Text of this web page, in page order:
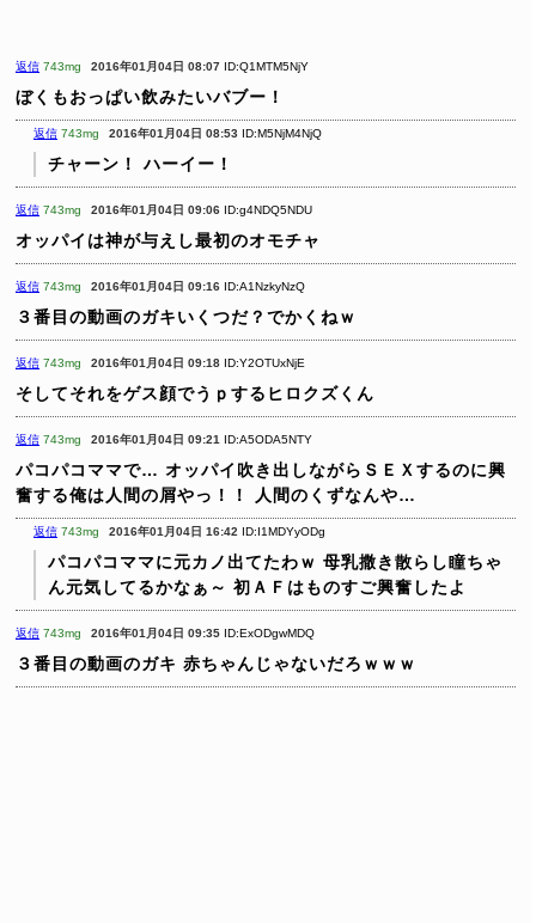
返信 743mg 2016年01月04日 08:07 ID:Q1MTM5NjY
ぼくもおっぱい飲みたいバブー！
返信 743mg 2016年01月04日 08:53 ID:M5NjM4NjQ
チャーン！ ハーイー！
返信 743mg 2016年01月04日 09:06 ID:g4NDQ5NDU
オッパイは神が与えし最初のオモチャ
返信 743mg 2016年01月04日 09:16 ID:A1NzkyNzQ
３番目の動画のガキいくつだ？でかくねｗ
返信 743mg 2016年01月04日 09:18 ID:Y2OTUxNjE
そしてそれをゲス顔でうｐするヒロクズくん
返信 743mg 2016年01月04日 09:21 ID:A5ODA5NTY
パコパコママで… オッパイ吹き出しながらＳＥＸするのに興
奮する俺は人間の屑やっ！！
人間のくずなんや…
返信 743mg 2016年01月04日 16:42 ID:I1MDYyODg
パコパコママに元カノ出てたわｗ 母乳撒き散らし瞳ちゃ
ん元気してるかなぁ～ 初ＡＦはものすご興奮したよ
返信 743mg 2016年01月04日 09:35 ID:ExODgwMDQ
３番目の動画のガキ 赤ちゃんじゃないだろｗｗｗ